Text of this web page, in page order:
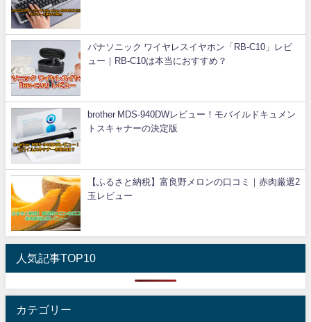
パナソニック ワイヤレスイヤホン「RB-C10」レビ
ュー｜RB-C10は本当におすすめ？
brother MDS-940DWレビュー！モバイルドキュメン
トスキャナーの決定版
【ふるさと納税】富良野メロンの口コミ｜赤肉厳選2
玉レビュー
人気記事TOP10
カテゴリー